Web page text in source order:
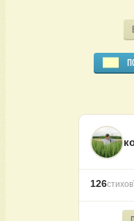
126стихов